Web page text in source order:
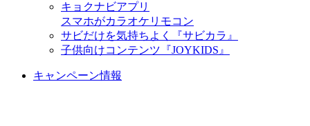
キョクナビアプリ
スマホがカラオケリモコン
サビだけを気持ちよく『サビカラ』
子供向けコンテンツ『JOYKIDS』
キャンペーン情報